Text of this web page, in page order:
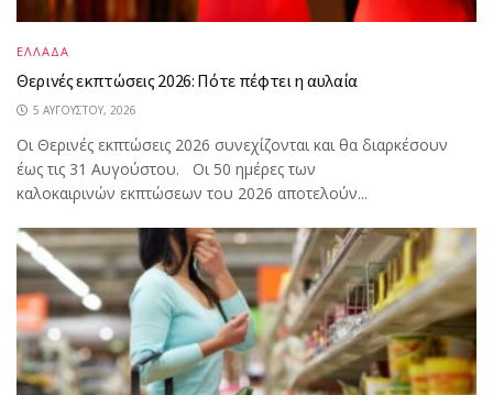
ΕΛΛΑΔΑ
Θερινές εκπτώσεις 2026: Πότε πέφτει η αυλαία
5 ΑΥΓΟΎΣΤΟΥ, 2026
Οι Θερινές εκπτώσεις 2026 συνεχίζονται και θα διαρκέσουν
έως τις 31 Αυγούστου. Οι 50 ημέρες των
καλοκαιρινών εκπτώσεων του 2026 αποτελούν...